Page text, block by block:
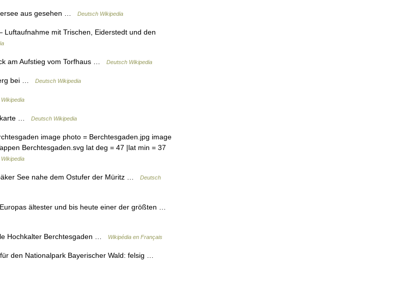
aus gesehen … Deutsch Wikipedia
mit Trischen, Eiderstedt und den
am Aufstieg vom Torfhaus … Deutsch Wikipedia
bei … Deutsch Wikipedia
… Deutsch Wikipedia
image photo = Berchtesgaden.jpg image
Berchtesgaden.svg lat deg = 47 |lat min = 37
Wikipedia
See nahe dem Ostufer der Müritz …
Deutsch
ältester und bis heute einer der größten …
Hochkalter Berchtesgaden … Wikipédia en Français
den Nationalpark Bayerischer Wald: felsig …